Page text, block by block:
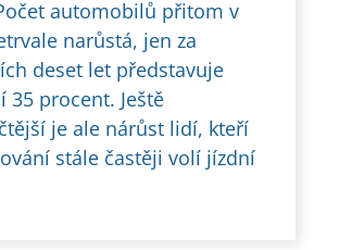
automobilů přitom v
narůstá, jen za
deset let představuje
35 procent. Ještě
je ale nárůst lidí, kteří
stále častěji volí jízdní